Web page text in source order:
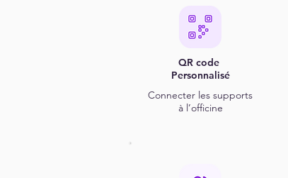
QR code
Personnalisé
Connecter les supports
à l’officine